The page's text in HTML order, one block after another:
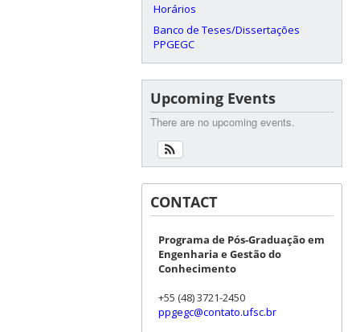
Horários
Banco de Teses/Dissertações
PPGEGC
Upcoming Events
There are no upcoming events.
CONTACT
Programa de Pós-Graduação em
Engenharia e Gestão do
Conhecimento
+55 (48) 3721-2450
ppgegc@contato.ufsc.br